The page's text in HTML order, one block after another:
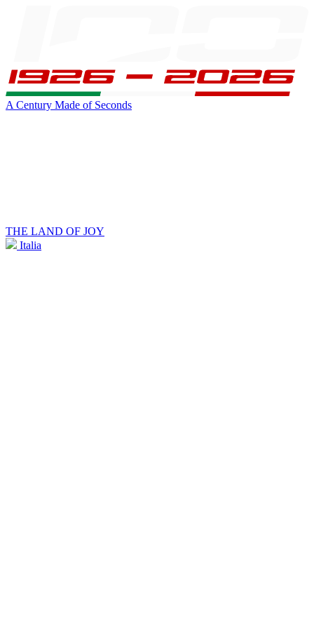
A Century Made of Seconds
THE LAND OF JOY
Italia